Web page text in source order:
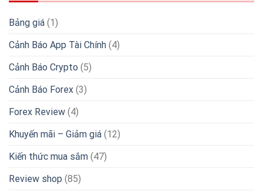
Bảng giá (1)
Cảnh Báo App Tài Chính (4)
Cảnh Báo Crypto (5)
Cảnh Báo Forex (3)
Forex Review (4)
Khuyến mãi – Giảm giá (12)
Kiến thức mua sắm (47)
Review shop (85)